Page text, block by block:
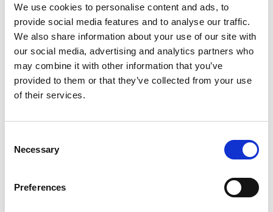
We use cookies to personalise content and ads, to
provide social media features and to analyse our traffic.
We also share information about your use of our site with
our social media, advertising and analytics partners who
may combine it with other information that you’ve
provided to them or that they’ve collected from your use
of their services.
Selection
Necessary
Preferences
IATF 16949
Präzisionsteile und
Verzahnungsteile weltweit unterwegs